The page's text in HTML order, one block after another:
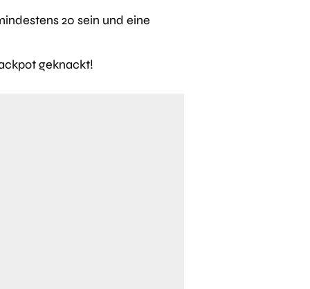
20 sein und eine
geknackt!